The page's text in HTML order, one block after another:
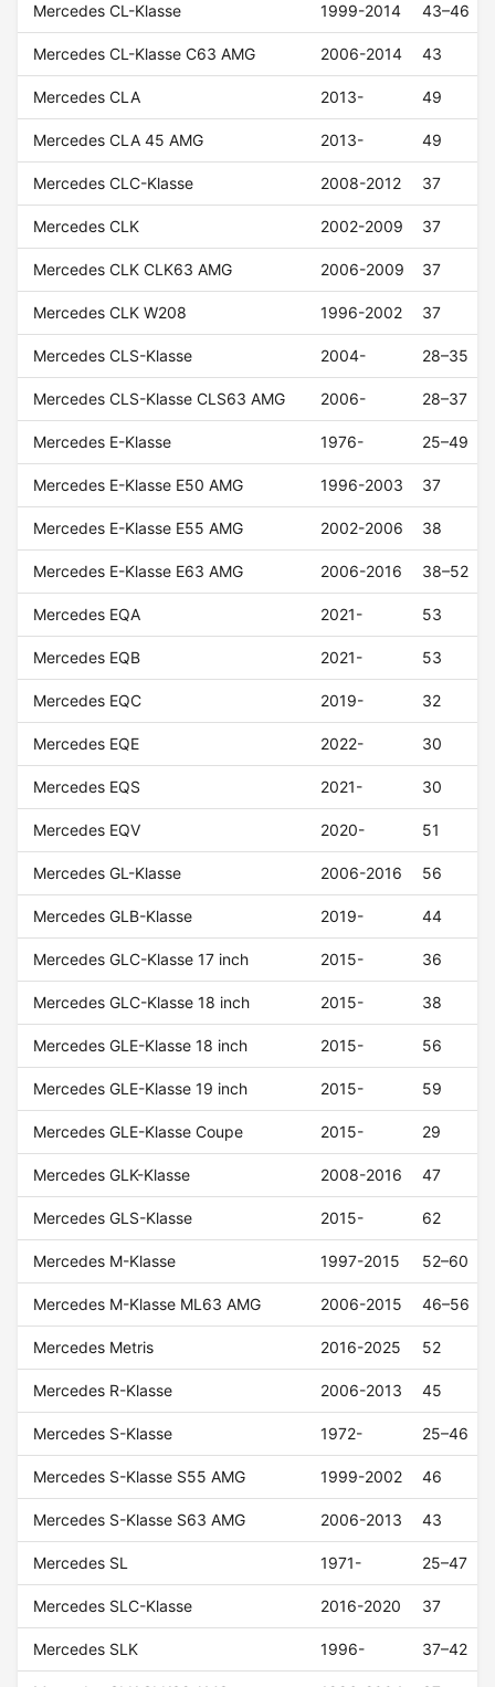
Mercedes CL-Klasse 1999-2014 43–46
Mercedes CL-Klasse C63 AMG 2006-2014 43
Mercedes CLA 2013- 49
Mercedes CLA 45 AMG 2013- 49
Mercedes CLC-Klasse 2008-2012 37
Mercedes CLK 2002-2009 37
Mercedes CLK CLK63 AMG 2006-2009 37
Mercedes CLK W208 1996-2002 37
Mercedes CLS-Klasse 2004- 28–35
Mercedes CLS-Klasse CLS63 AMG 2006- 28–37
Mercedes E-Klasse 1976- 25–49
Mercedes E-Klasse E50 AMG 1996-2003 37
Mercedes E-Klasse E55 AMG 2002-2006 38
Mercedes E-Klasse E63 AMG 2006-2016 38–52
Mercedes EQA 2021- 53
Mercedes EQB 2021- 53
Mercedes EQC 2019- 32
Mercedes EQE 2022- 30
Mercedes EQS 2021- 30
Mercedes EQV 2020- 51
Mercedes GL-Klasse 2006-2016 56
Mercedes GLB-Klasse 2019- 44
Mercedes GLC-Klasse 17 inch 2015- 36
Mercedes GLC-Klasse 18 inch 2015- 38
Mercedes GLE-Klasse 18 inch 2015- 56
Mercedes GLE-Klasse 19 inch 2015- 59
Mercedes GLE-Klasse Coupe 2015- 29
Mercedes GLK-Klasse 2008-2016 47
Mercedes GLS-Klasse 2015- 62
Mercedes M-Klasse 1997-2015 52–60
Mercedes M-Klasse ML63 AMG 2006-2015 46–56
Mercedes Metris 2016-2025 52
Mercedes R-Klasse 2006-2013 45
Mercedes S-Klasse 1972- 25–46
Mercedes S-Klasse S55 AMG 1999-2002 46
Mercedes S-Klasse S63 AMG 2006-2013 43
Mercedes SL 1971- 25–47
Mercedes SLC-Klasse 2016-2020 37
Mercedes SLK 1996- 37–42